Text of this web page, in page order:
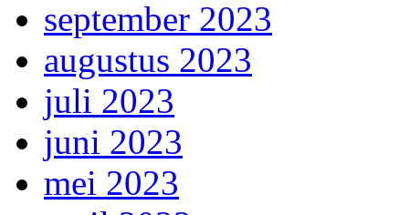
september 2023
augustus 2023
juli 2023
juni 2023
mei 2023